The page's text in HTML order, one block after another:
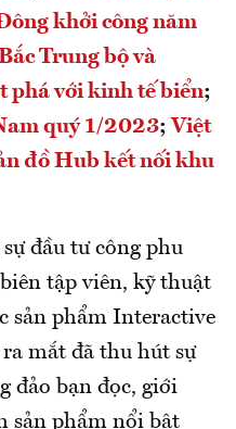
khởi công năm
Trung bộ và
phá với kinh tế biển;
quý 1/2023; Việt
đồ Hub kết nối khu
đầu tư công phu
tập viên, kỹ thuật
sản phẩm Interactive
mắt đã thu hút sự
đảo bạn đọc, giới
sản phẩm nổi bật